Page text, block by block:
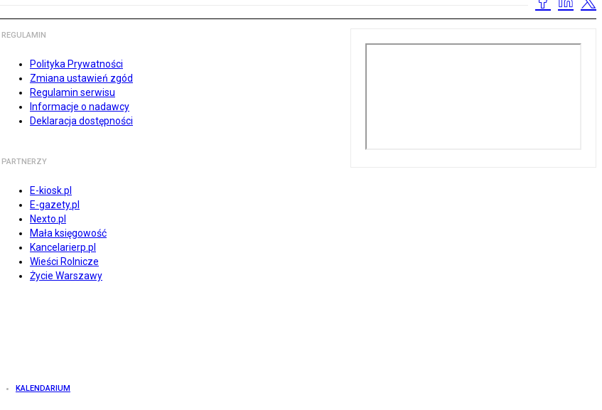
REGULAMIN
Polityka Prywatności
Zmiana ustawień zgód
Regulamin serwisu
Informacje o nadawcy
Deklaracja dostępności
PARTNERZY
E-kiosk.pl
E-gazety.pl
Nexto.pl
Mała księgowość
Kancelarierp.pl
Wieści Rolnicze
Życie Warszawy
KALENDARIUM